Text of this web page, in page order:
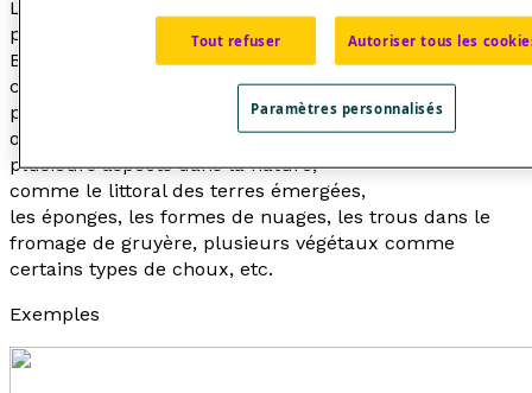
Le mot
par le mathématicien français d'origine polonaise
Benoît Mandelbrot, vers 1975, pour désigner un
concept servant à étudier les
processus et les formes irrégulières
ou fragmentées que l'on trouve sous
plusieurs aspects dans la nature,
comme le littoral des terres émergées,
les éponges, les formes de nuages, les trous dans le
fromage de gruyère, plusieurs végétaux comme
certains types de choux, etc.
Exemples
Tout refuser Autoriser tous les
Paramètres personnalisés